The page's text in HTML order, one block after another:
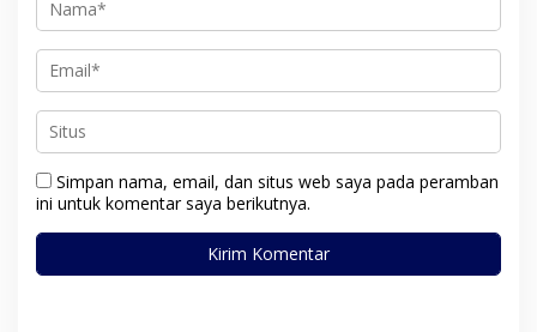
Simpan nama, email, dan situs web saya pada peramban
ini untuk komentar saya berikutnya.